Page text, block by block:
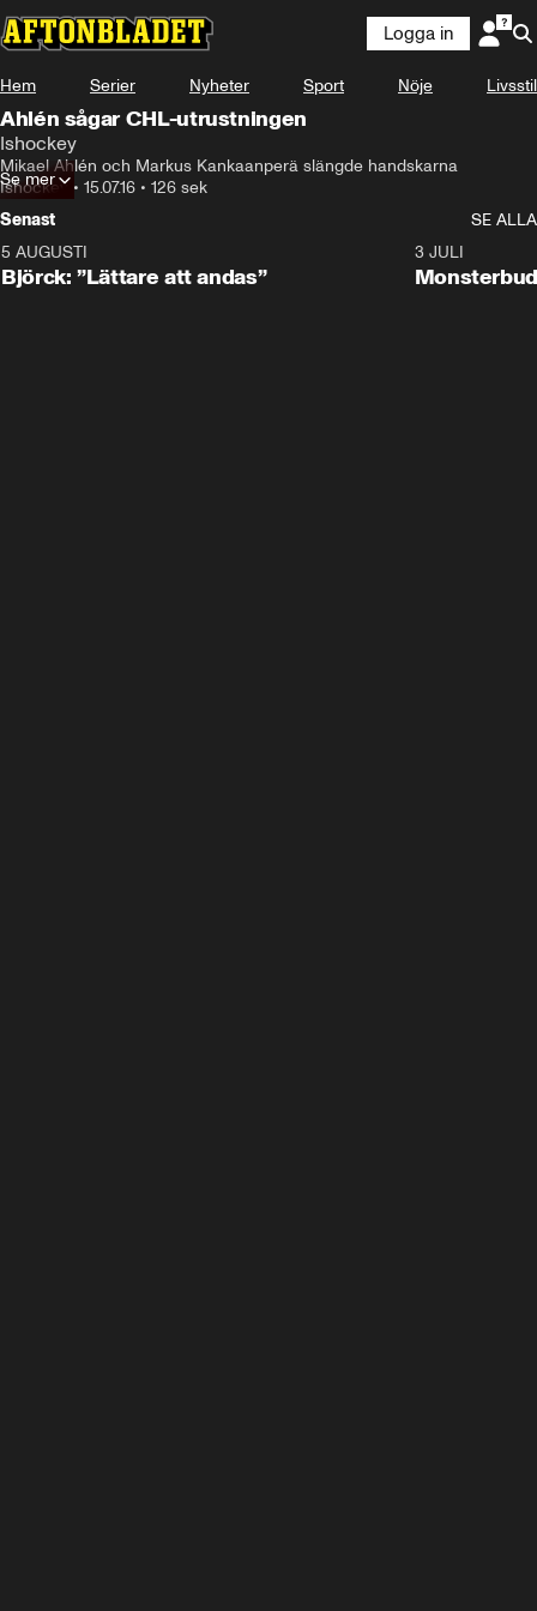
Logga in
Hem Serier Nyheter Sport Nöje Livsstil
Ahlén sågar CHL-utrustningen
Ishockey
Mikael Ahlén och Markus Kankaanperä slängde handskarna
Ishockey• 15.07.16 • 126 sek
Se mer
Senast
SE ALLA
5 AUGUSTI
Björck: ”Lättare att andas”
3 JULI